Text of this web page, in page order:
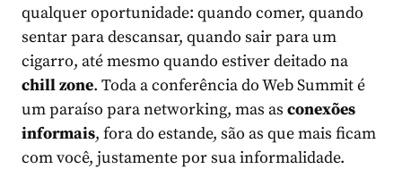
qualquer oportunidade: quando comer, quando
sentar para descansar, quando sair para um
cigarro, até mesmo quando estiver deitado na
chill zone. Toda a conferência do Web Summit é
um paraíso para networking, mas as conexões
informais, fora do estande, são as que mais ficam
com você, justamente por sua informalidade.